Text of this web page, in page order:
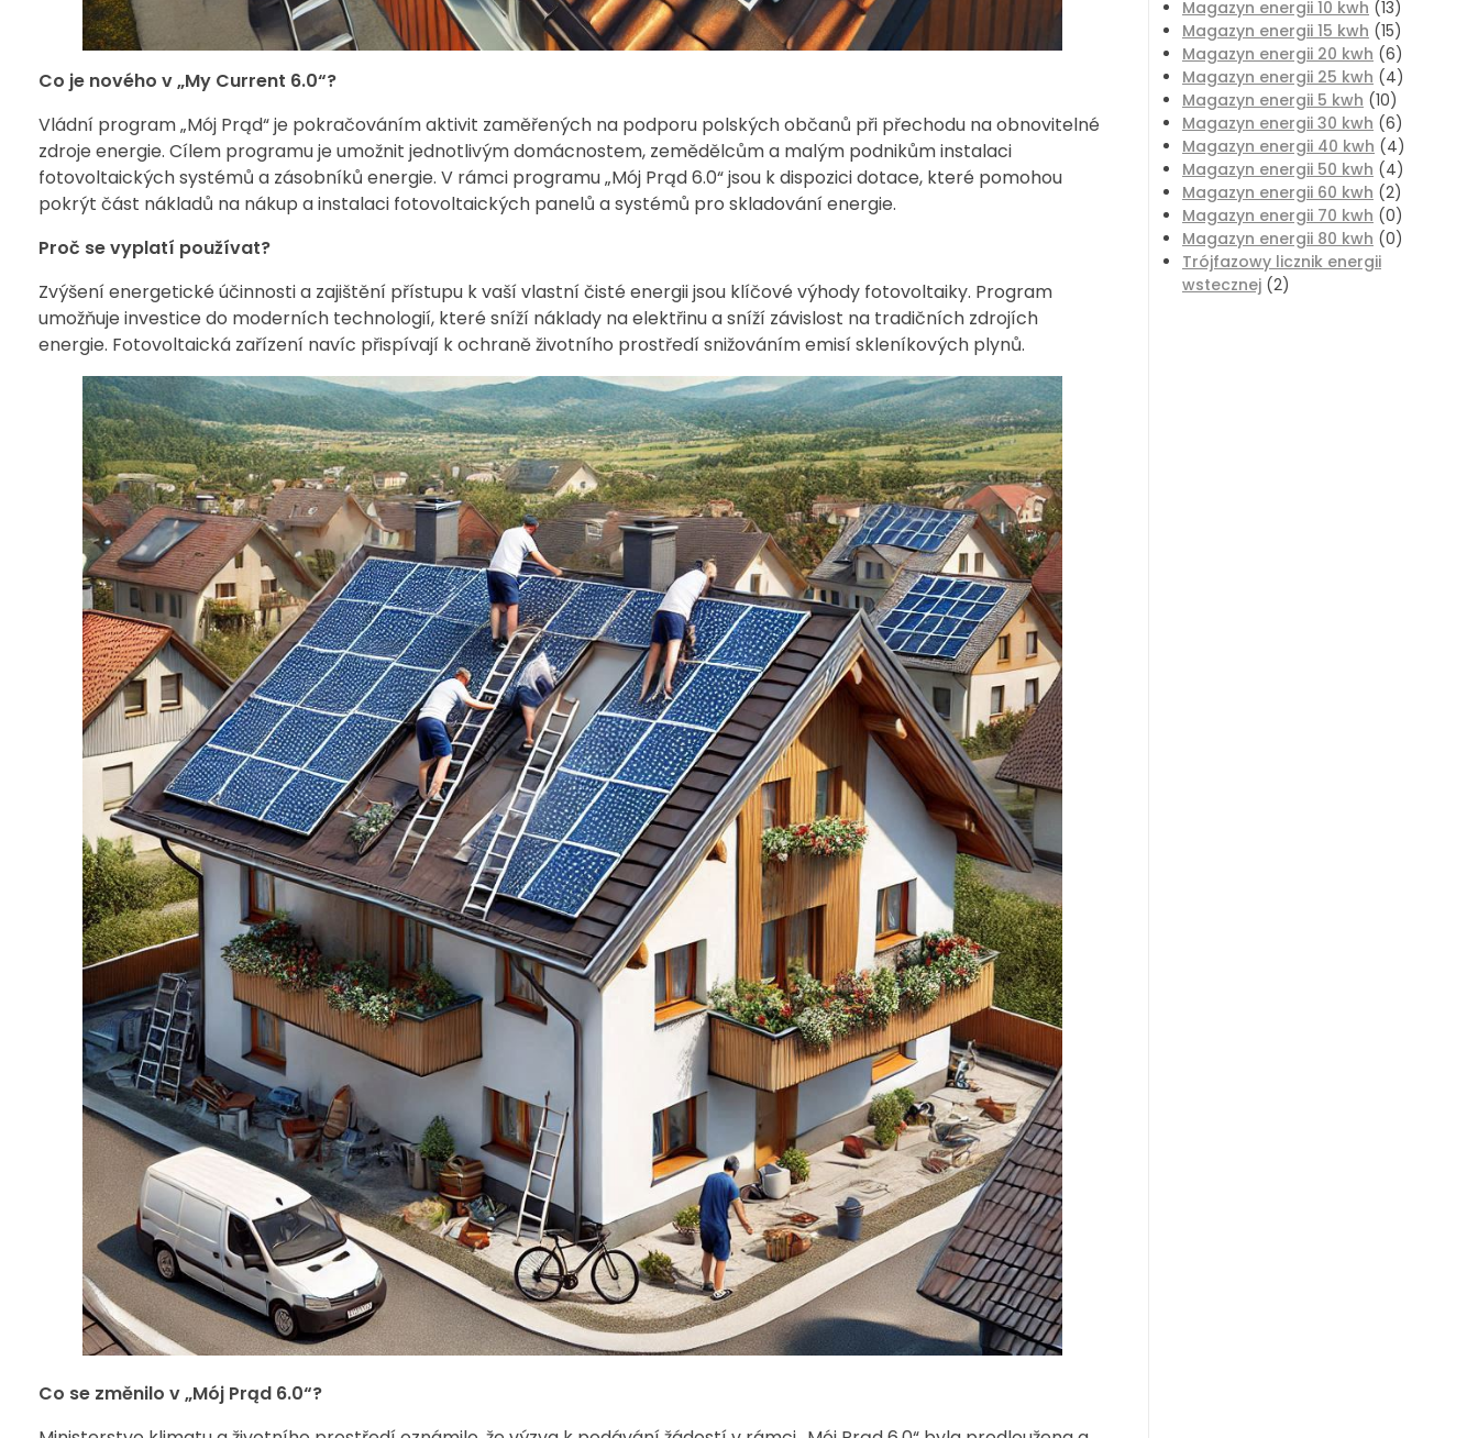
Co je nového v „My Current 6.0“?
Vládní program „Mój Prąd“ je pokračováním aktivit zaměřených na podporu polských občanů při přechodu na obnovitelné
zdroje energie. Cílem programu je umožnit jednotlivým domácnostem, zemědělcům a malým podnikům instalaci
fotovoltaických systémů a zásobníků energie. V rámci programu „Mój Prąd 6.0“ jsou k dispozici dotace, které pomohou
pokrýt část nákladů na nákup a instalaci fotovoltaických panelů a systémů pro skladování energie.
Proč se vyplatí používat?
Zvýšení energetické účinnosti a zajištění přístupu k vaší vlastní čisté energii jsou klíčové výhody fotovoltaiky. Program
umožňuje investice do moderních technologií, které sníží náklady na elektřinu a sníží závislost na tradičních zdrojích
energie. Fotovoltaická zařízení navíc přispívají k ochraně životního prostředí snižováním emisí skleníkových plynů.
Co se změnilo v „Mój Prąd 6.0“?
Magazyn energii 10 kwh (13)
Magazyn energii 15 kwh (15)
Magazyn energii 20 kwh (6)
Magazyn energii 25 kwh (4)
Magazyn energii 5 kwh (10)
Magazyn energii 30 kwh (6)
Magazyn energii 40 kwh (4)
Magazyn energii 50 kwh (4)
Magazyn energii 60 kwh (2)
Magazyn energii 70 kwh (0)
Magazyn energii 80 kwh (0)
Trójfazowy licznik energii
wstecznej (2)